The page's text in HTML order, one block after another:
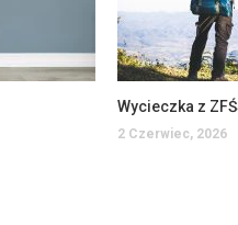
Wycieczka z
2 Czerwiec, 2026